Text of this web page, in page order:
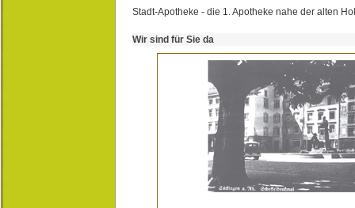
Stadt-Apotheke - die 1. Apotheke nahe der alten
Wir sind für Sie da